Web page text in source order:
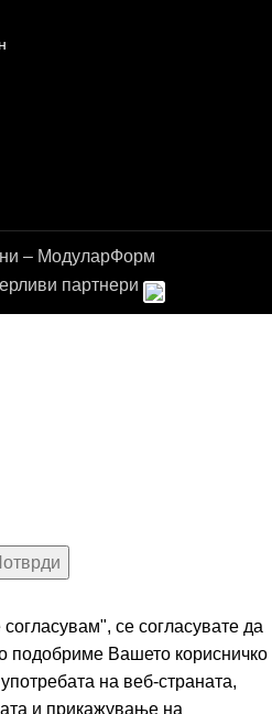
– МодуларФорм
партнери
се согласувате да
подобриме Вашето корисничко
на веб-страната,
и прикажување на